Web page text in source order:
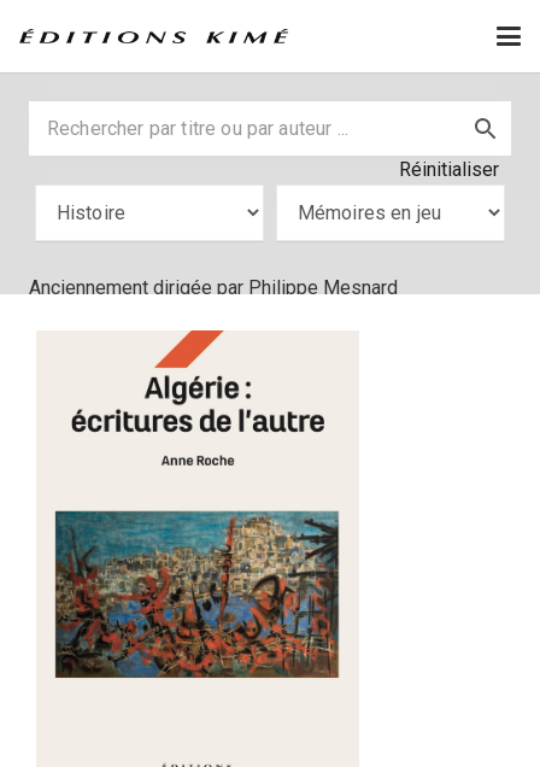
Réinitialiser
Anciennement dirigée par Philippe Mesnard